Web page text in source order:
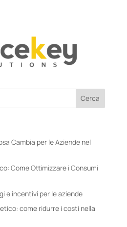
Cambia per le Aziende nel
Come Ottimizzare i Consumi
e incentivi per le aziende
come ridurre i costi nella